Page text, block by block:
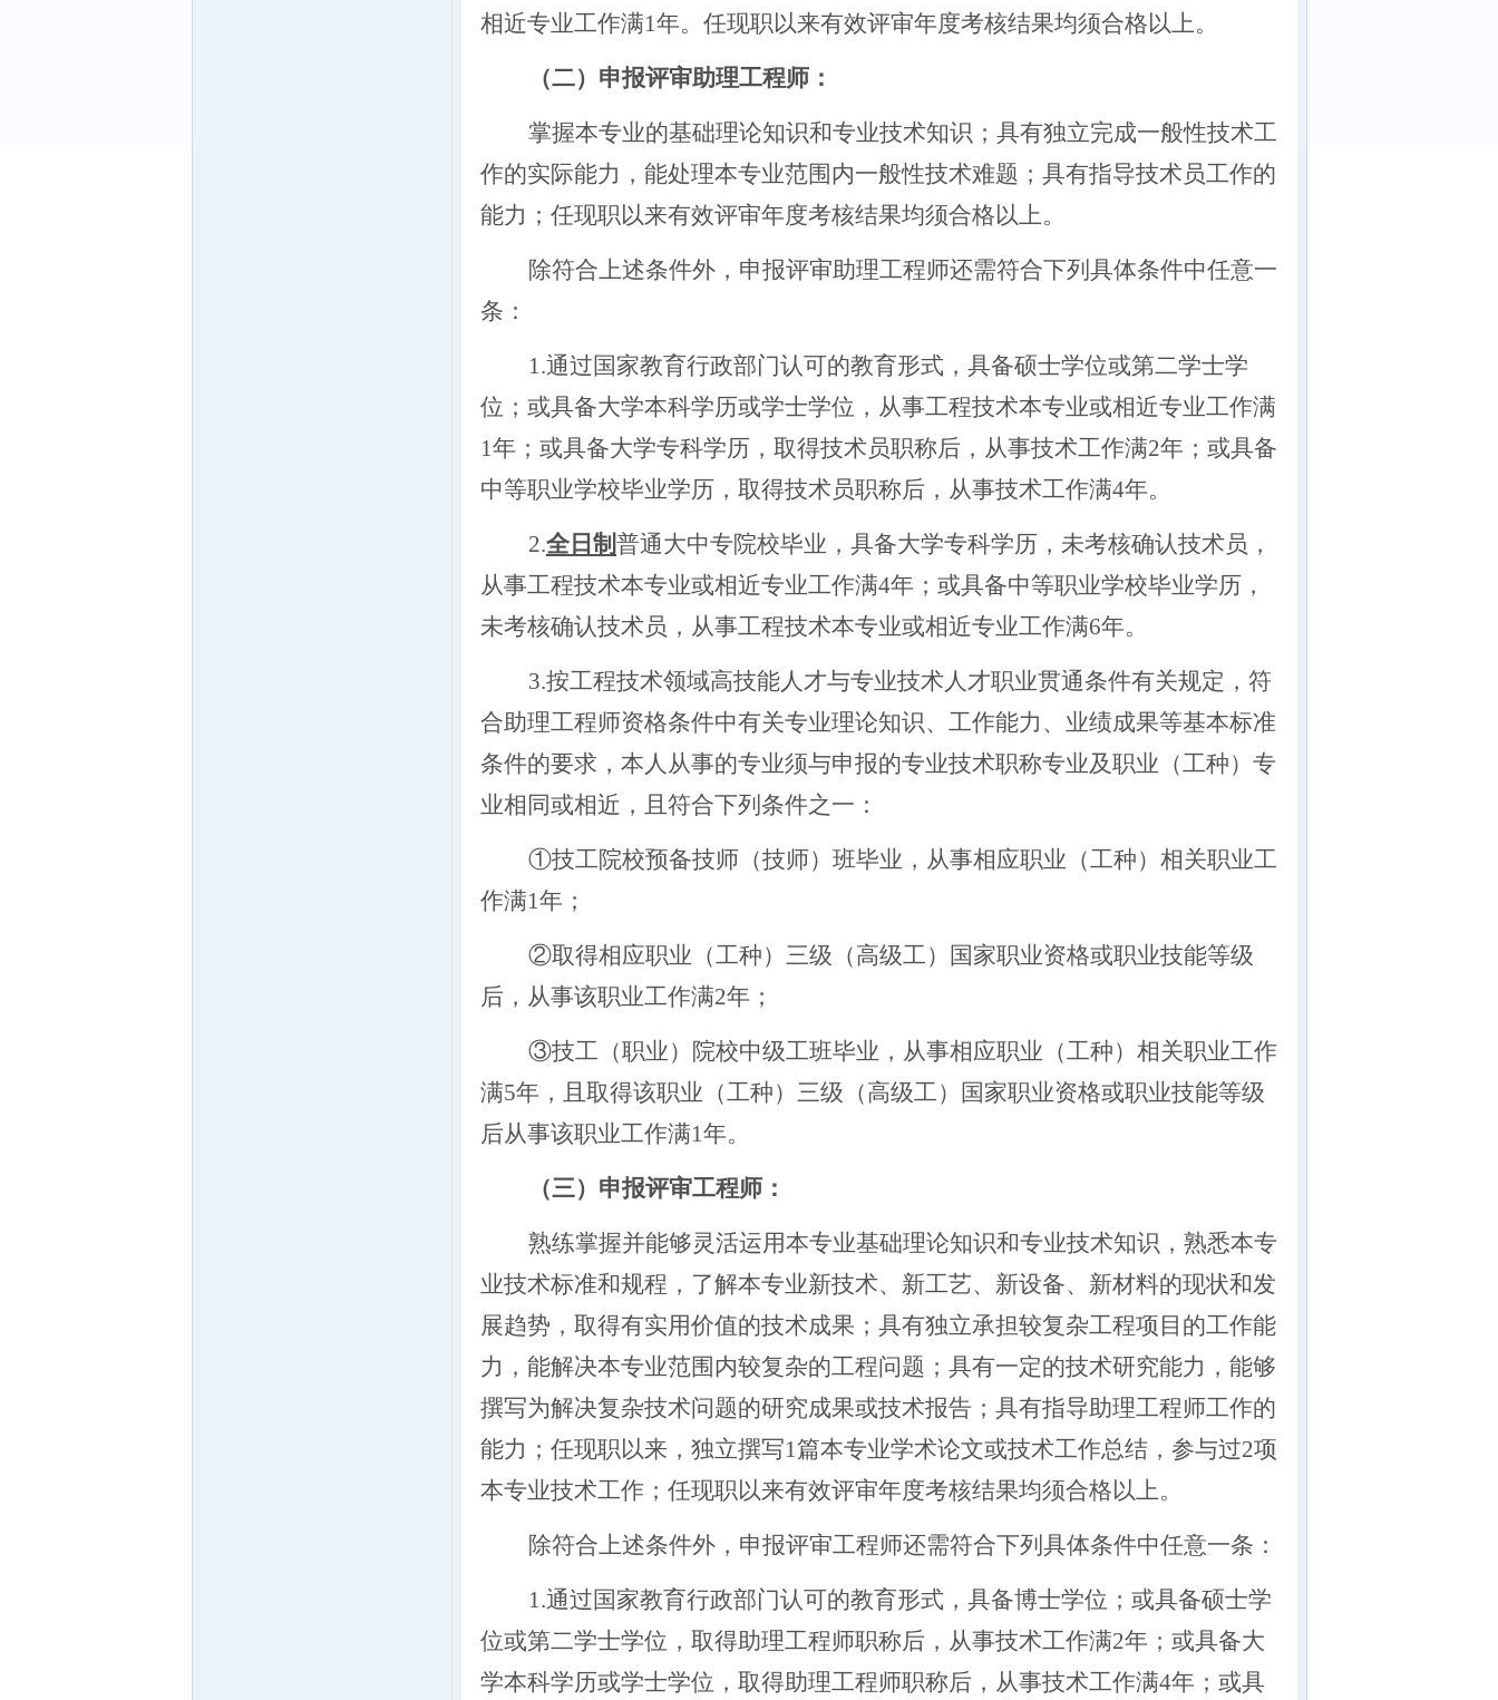
相近专业工作满1年。任现职以来有效评审年度考核结果均须合格以上。
（二） 申报评审助理工程师 ：
掌握本专业的基础理论知识和专业技术知识；具有独立完成一般性技术工
作的实际能力，能处理本专业范围内一般性技术难题；具有指导技术员工作的
能力；任现职以来有效评审年度考核结果均须合格以上。
除符合上述条件外，申报评审助理工程师还需符合下列具体条件中任意一
条：
1.通过国家教育行政部门认可的教育形式，具备硕士学位或第二学士学
位；或具备大学本科学历或学士学位，从事工程技术本专业或相近专业工作满
1年；或具备大学专科学历，取得技术员职称后，从事技术工作满2年；或具备
中等职业学校毕业学历，取得技术员职称后，从事技术工作满4年。
2.全日制普通大中专院校毕业，具备大学专科学历，未考核确认技术员，
从事工程技术本专业或相近专业工作满4年；或具备中等职业学校毕业学历，
未考核确认技术员，从事工程技术本专业或相近专业工作满6年。
3.按工程技术领域高技能人才与专业技术人才职业贯通条件有关规定，符
合助理工程师资格条件中有关专业理论知识、工作能力、业绩成果等基本标准
条件的要求，本人从事的专业须与申报的专业技术职称专业及职业（工种）专
业相同或相近，且符合下列条件之一：
①技工院校预备技师（技师）班毕业，从事相应职业（工种）相关职业工
作满1年；
②取得相应职业（工种）三级（高级工）国家职业资格或职业技能等级
后，从事该职业工作满2年；
③技工（职业）院校中级工班毕业，从事相应职业（工种）相关职业工作
满5年，且取得该职业（工种）三级（高级工）国家职业资格或职业技能等级
后从事该职业工作满1年。
（三） 申报评审工程师 ：
熟练掌握并能够灵活运用本专业基础理论知识和专业技术知识，熟悉本专
业技术标准和规程，了解本专业新技术、新工艺、新设备、新材料的现状和发
展趋势，取得有实用价值的技术成果；具有独立承担较复杂工程项目的工作能
力，能解决本专业范围内较复杂的工程问题；具有一定的技术研究能力，能够
撰写为解决复杂技术问题的研究成果或技术报告；具有指导助理工程师工作的
能力；任现职以来，独立撰写1篇本专业学术论文或技术工作总结，参与过2项
本专业技术工作；任现职以来有效评审年度考核结果均须合格以上。
除符合上述条件外，申报评审工程师还需符合下列具体条件中任意一条：
1.通过国家教育行政部门认可的教育形式， 具备博士学位；或具备硕士学
位或第二学士学位，取得助理工程师职称后，从事技术工作满2年；或具备大
学本科学历或学士学位，取得助理工程师职称后，从事技术工作满4年；或具